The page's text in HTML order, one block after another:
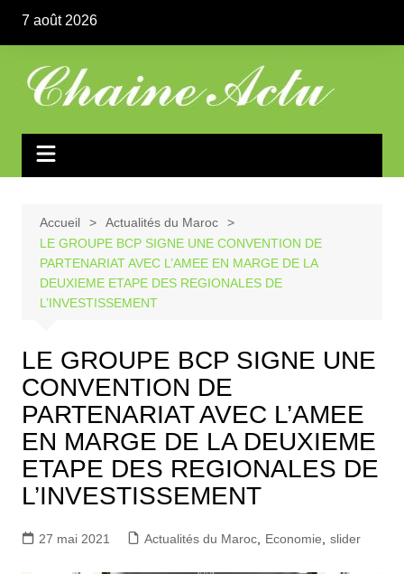
contenu
7 août 2026
Accueil
Actualités du Maroc
LE GROUPE BCP SIGNE UNE CONVENTION DE
PARTENARIAT AVEC L’AMEE EN MARGE DE LA
DEUXIEME ETAPE DES REGIONALES DE
L’INVESTISSEMENT
LE GROUPE BCP SIGNE UNE
CONVENTION DE
PARTENARIAT AVEC L’AMEE
EN MARGE DE LA DEUXIEME
ETAPE DES REGIONALES DE
L’INVESTISSEMENT
27 mai 2021 Actualités du Maroc, Economie slider